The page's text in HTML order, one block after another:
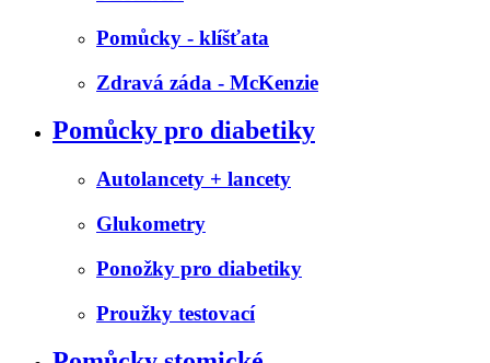
Pomůcky - klíšťata
Zdravá záda - McKenzie
Pomůcky pro diabetiky
Autolancety + lancety
Glukometry
Ponožky pro diabetiky
Proužky testovací